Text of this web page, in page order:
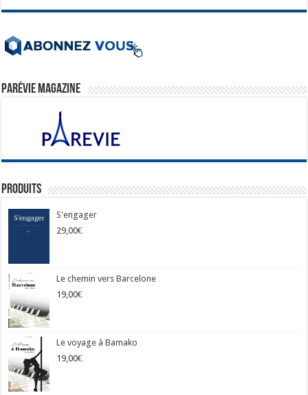
ParéVie Magazine
Produits
S'engager
29,00€
Le chemin vers Barcelone
19,00€
Le voyage à Bamako
19,00€